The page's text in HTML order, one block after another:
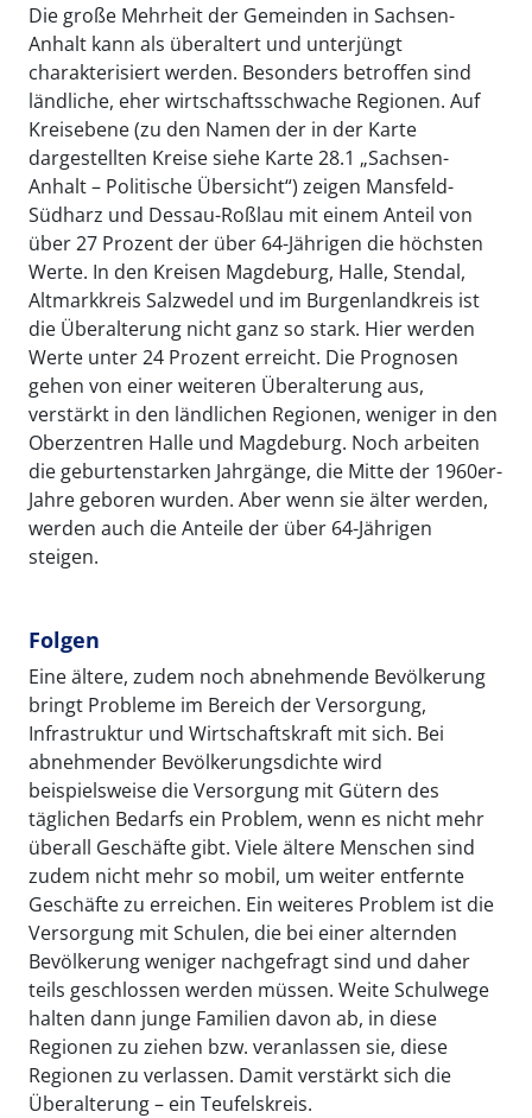
Die große Mehrheit der Gemeinden in Sachsen-
Anhalt kann als überaltert und unterjüngt
charakterisiert werden. Besonders betroffen sind
ländliche, eher wirtschaftsschwache Regionen. Auf
Kreisebene (zu den Namen der in der Karte
dargestellten Kreise siehe Karte 28.1 „Sachsen-
Anhalt – Politische Übersicht“) zeigen Mansfeld-
Südharz und Dessau-Roßlau mit einem Anteil von
über 27 Prozent der über 64-Jährigen die höchsten
Werte. In den Kreisen Magdeburg, Halle, Stendal,
Altmarkkreis Salzwedel und im Burgenlandkreis ist
die Überalterung nicht ganz so stark. Hier werden
Werte unter 24 Prozent erreicht. Die Prognosen
gehen von einer weiteren Überalterung aus,
verstärkt in den ländlichen Regionen, weniger in den
Oberzentren Halle und Magdeburg. Noch arbeiten
die geburtenstarken Jahrgänge, die Mitte der 1960er-
Jahre geboren wurden. Aber wenn sie älter werden,
werden auch die Anteile der über 64-Jährigen
steigen.
Folgen
Eine ältere, zudem noch abnehmende Bevölkerung
bringt Probleme im Bereich der Versorgung,
Infrastruktur und Wirtschaftskraft mit sich. Bei
abnehmender Bevölkerungsdichte wird
beispielsweise die Versorgung mit Gütern des
täglichen Bedarfs ein Problem, wenn es nicht mehr
überall Geschäfte gibt. Viele ältere Menschen sind
zudem nicht mehr so mobil, um weiter entfernte
Geschäfte zu erreichen. Ein weiteres Problem ist die
Versorgung mit Schulen, die bei einer alternden
Bevölkerung weniger nachgefragt sind und daher
teils geschlossen werden müssen. Weite Schulwege
halten dann junge Familien davon ab, in diese
Regionen zu ziehen bzw. veranlassen sie, diese
Regionen zu verlassen. Damit verstärkt sich die
Überalterung – ein Teufelskreis.